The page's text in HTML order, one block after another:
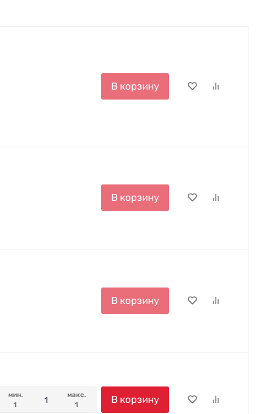
В корзину
В корзину
В корзину
мин.
1
макс.
1
В корзину